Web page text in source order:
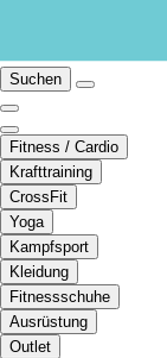
Suchen
Fitness / Cardio
Krafttraining
CrossFit
Yoga
Kampfsport
Kleidung
Fitnessschuhe
Ausrüstung
Outlet